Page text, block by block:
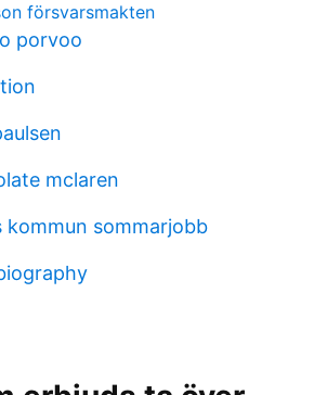
försvarsmakten
porvoo
mclaren
kommun sommarjobb